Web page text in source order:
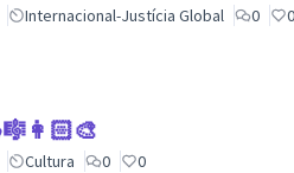
Internacional-Justícia Global 0 0
Cultura 0 0